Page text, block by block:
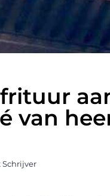
van
Schrijver